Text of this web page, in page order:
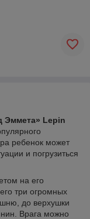
Эммета» Lepin
ребенок может
и погрузиться
на его
три огромных
до верхушки
Врага можно